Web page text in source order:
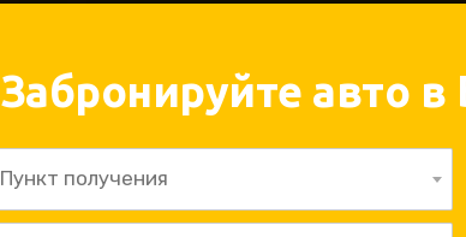
Забронируйте авто в
Пункт получения